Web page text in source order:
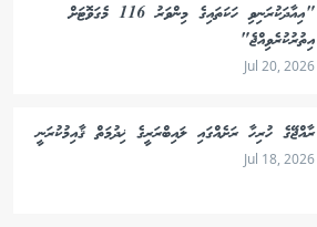
"އިއާދަކުރަނިވި ހަކަތައިގެ މިންވަރު 116 މެގަވޮޓަށް
އިތުރުކުރެވިއްޖެ"
Jul 20, 2026
ރާއްޖޭގެ ހުރިހާ ރަށެއްގައި ލައިބްރަރީގެ ޚިދުމަތް ޤާއިމުކުރަނީ
Jul 18, 2026